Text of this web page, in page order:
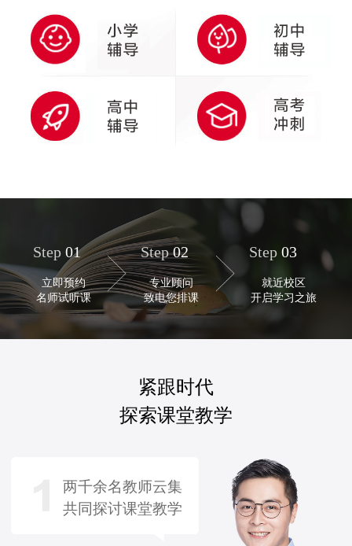
Step 01
立即预约
名师试听课
Step02
专业顾问
致电您排课
Step 03
就近校区
开启学习之旅
紧跟时代
探索课堂教学
两千余名教师云集
共同探讨课堂教学